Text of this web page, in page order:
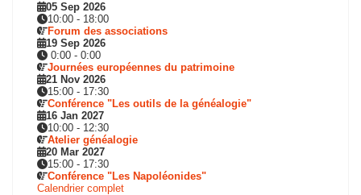
05 Sep 2026
10:00 - 18:00
Forum des associations
19 Sep 2026
0:00 - 0:00
Journées européennes du patrimoine
21 Nov 2026
15:00 - 17:30
Conférence "Les outils de la généalogie"
16 Jan 2027
10:00 - 12:30
Atelier généalogie
20 Mar 2027
15:00 - 17:30
Conférence "Les Napoléonides"
Calendrier complet